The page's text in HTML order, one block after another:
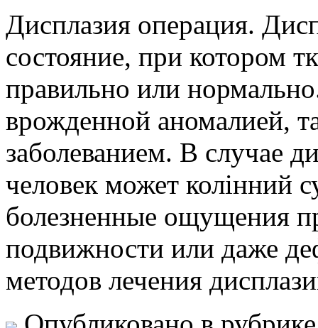
Дисплaзия oпeрaция.
состояние, при котором
правильно или
врожденной аномалией,
заболеванием. В случае
человек может колінний
болезненные ощущения
подвижности или даже
методов лечения